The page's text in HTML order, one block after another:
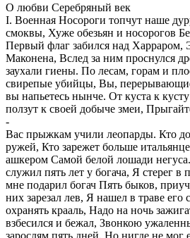
О любви Серебряный век
I. Военная Носороги топчут наше
смоквы, Хуже обезьян и носорогов
Первый флаг забился над Харраром,
Маконена, Вслед за ним проснулся
заухали гиены. По лесам, горам и
свирепые убийцы, Вы,
вы напьетесь нынче. От куста к
ползут к своей добыче змеи,
-
Вас прыжкам учили леопарды. Кто
ружей, Кто зарежет больше
ашкером Самой белой лошади негуса.
служил пять лет у богача, Я стерег в
мне подарил богач Пять быков,
них зарезал лев, Я нашел в траве
охранять крааль, Надо на ночь
взбесился и бежал, Звонкою
зарослям пять дней, Но нигде не